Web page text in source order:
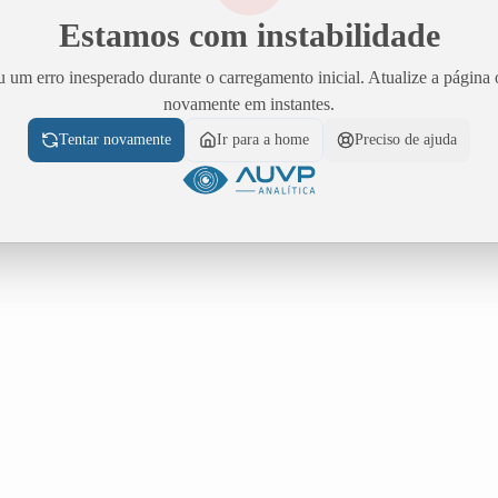
Estamos com instabilidade
um erro inesperado durante o carregamento inicial. Atualize a página
novamente em instantes.
Tentar novamente Ir para a home Preciso de ajuda